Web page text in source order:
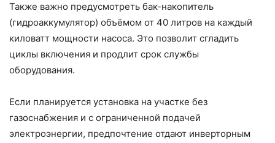
Также важно предусмотреть бак-накопитель
(гидроаккумулятор) объёмом от 40 литров на каждый
киловатт мощности насоса. Это позволит сгладить
циклы включения и продлит срок службы
оборудования.
Если планируется установка на участке без
газоснабжения и с ограниченной подачей
электроэнергии, предпочтение отдают инверторным